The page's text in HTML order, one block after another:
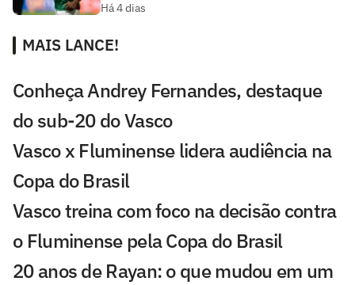
Há 4 dias
MAIS LANCE!
Conheça Andrey Fernandes, destaque
do sub-20 do Vasco
Vasco x Fluminense lidera audiência na
Copa do Brasil
Vasco treina com foco na decisão contra
o Fluminense pela Copa do Brasil
20 anos de Rayan: o que mudou em um